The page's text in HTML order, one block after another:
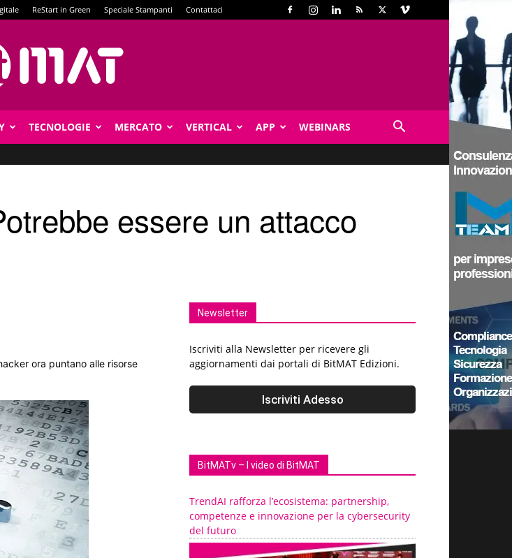
ReStart in Green Speciale Stampanti Contattaci
TECNOLOGIE MERCATO VERTICAL APP WEBINARS
essere un attacco
ora puntano alle risorse
Newsletter
Iscriviti alla Newsletter per ricevere gli
aggiornamenti dai portali di BitMAT Edizioni.
BitMATv – I video di BitMAT
TrendAI rafforza l’ecosistema: partnership,
competenze e innovazione per la cybersecurity
del futuro